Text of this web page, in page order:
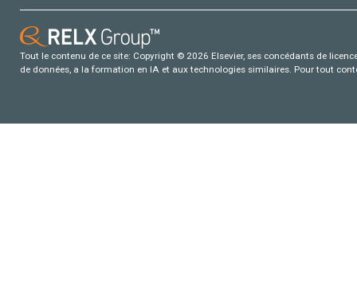
Tout le contenu de ce site: Copyright © 2026 Elsevier, ses concédants de
de données, a la formation en IA et aux technologies similaires. Pour tout